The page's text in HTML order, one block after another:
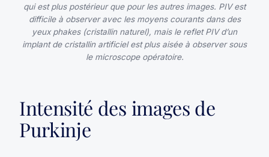
qui est plus postérieur que pour les autres images. PIV est
difficile à observer avec les moyens courants dans des
yeux phakes (cristallin naturel), mais le reflet PIV d’un
implant de cristallin artificiel est plus aisée à observer sous
le microscope opératoire.
Intensité des images de
Purkinje